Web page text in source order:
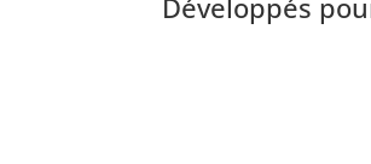
Développés